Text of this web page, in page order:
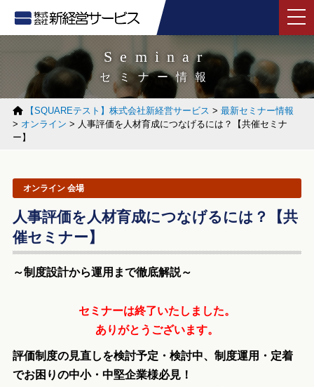
Seminar
セミナー情報
【SQUAREテスト】株式会社新経営サービス > 最新セミナー情報
> オンライン > 人事評価を人材育成につなげるには？【共催セミナ
ー】
オンライン 会場
人事評価を人材育成につなげるには？【共
催セミナー】
～制度設計から運用まで徹底解説～
セミナーは終了いたしました。
ありがとうございます。
評価制度の見直しを検討予定・検討中、制度運用・定着
でお困りの中小・中堅企業様必見！